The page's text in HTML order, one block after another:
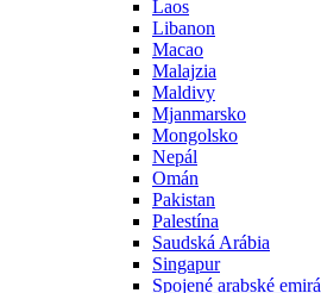
Laos
Libanon
Macao
Malajzia
Maldivy
Mjanmarsko
Mongolsko
Nepál
Omán
Pakistan
Palestína
Saudská Arábia
Singapur
Spojené arabské